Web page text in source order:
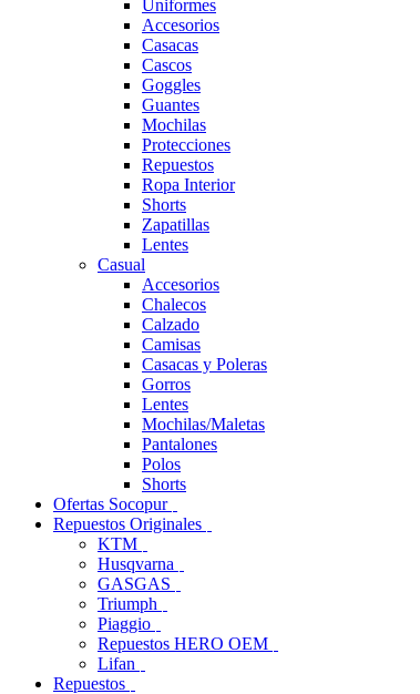
Uniformes
Accesorios
Casacas
Cascos
Goggles
Guantes
Mochilas
Protecciones
Repuestos
Ropa Interior
Shorts
Zapatillas
Lentes
Casual
Accesorios
Chalecos
Calzado
Camisas
Casacas y Poleras
Gorros
Lentes
Mochilas/Maletas
Pantalones
Polos
Shorts
Ofertas Socopur
Repuestos Originales
KTM
Husqvarna
GASGAS
Triumph
Piaggio
Repuestos HERO OEM
Lifan
Repuestos